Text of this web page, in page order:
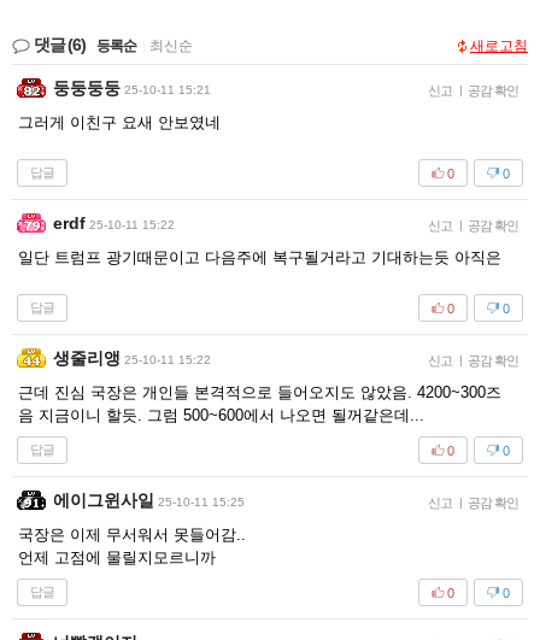
댓글(6) 등록순 최신순 새로고침
둥둥둥둥 25-10-11 15:21 신고 | 공감 확인
그러게 이친구 요새 안보였네
답글 0
0
erdf 25-10-11 15:22 신고 | 공감 확인
일단 트럼프 광기때문이고 다음주에 복구될거라고 기대하는듯 아직은
답글 0
0
생줄리앵 25-10-11 15:22 신고 | 공감 확인
근데 진심 국장은 개인들 본격적으로 들어오지도 않았음. 4200~300즈
음 지금이니 할듯. 그럼 500~600에서 나오면 될꺼같은데...
답글 0
0
에이그윈사일 25-10-11 15:25 신고 | 공감 확인
국장은 이제 무서워서 못들어감..
언제 고점에 물릴지모르니까
답글 0
0